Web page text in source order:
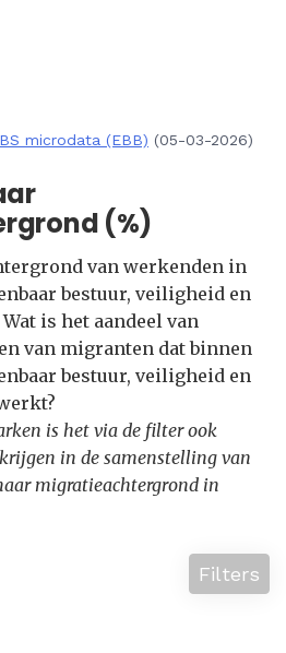
microdata (EBB) (05-03-2026)
(%)
van werkenden in
bestuur, veiligheid en
is het aandeel van
van migranten dat binnen
bestuur, veiligheid en
is het via de filter ook
in de samenstelling van
migratieachtergrond in
Filters